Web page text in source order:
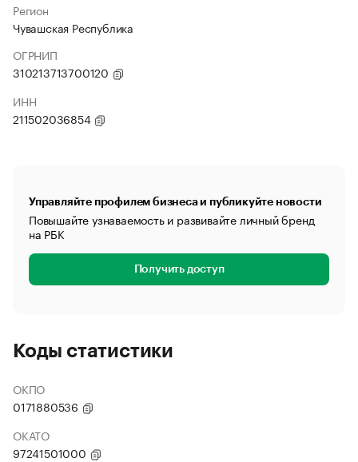
Регион
Чувашская Республика
ОГРНИП
310213713700120
ИНН
211502036854
Управляйте профилем бизнеса и публикуйте новости
Повышайте узнаваемость и развивайте личный бренд
на РБК
Получить доступ
Коды статистики
ОКПО
0171880536
ОКАТО
97241501000